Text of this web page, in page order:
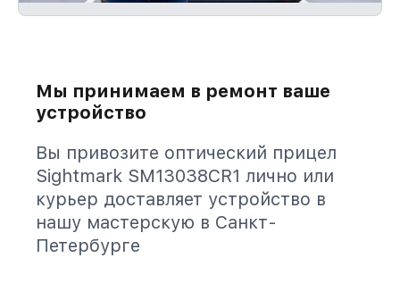
Мы принимаем в ремонт ваше
устройство
Вы привозите оптический прицел
Sightmark SM13038CR1 лично или
курьер доставляет устройство в
нашу мастерскую в Санкт-
Петербурге